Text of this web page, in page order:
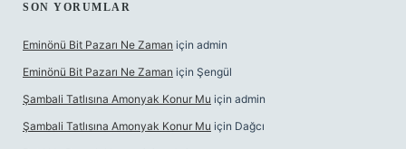
SON YORUMLAR
Eminönü Bit Pazarı Ne Zaman için admin
Eminönü Bit Pazarı Ne Zaman için Şengül
Şambali Tatlısına Amonyak Konur Mu için admin
Şambali Tatlısına Amonyak Konur Mu için Dağcı